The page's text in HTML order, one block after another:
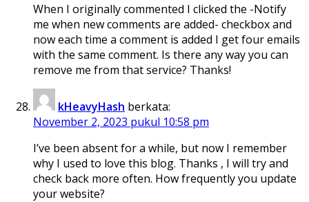
When I originally commented I clicked the -Notify
me when new comments are added- checkbox and
now each time a comment is added I get four emails
with the same comment. Is there any way you can
remove me from that service? Thanks!
kHeavyHash berkata:
November 2, 2023 pukul 10:58 pm
I’ve been absent for a while, but now I remember
why I used to love this blog. Thanks , I will try and
check back more often. How frequently you update
your website?